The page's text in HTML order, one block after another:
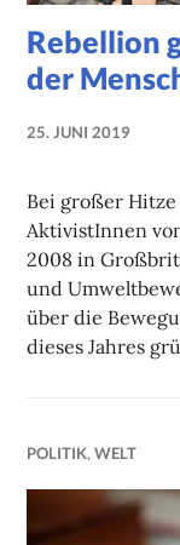
Rebellion
der
25. JUNI 2019
Bei großer
AktivistInnen
2008 in
und
über die
dieses Jahres
POLITIK,WELT